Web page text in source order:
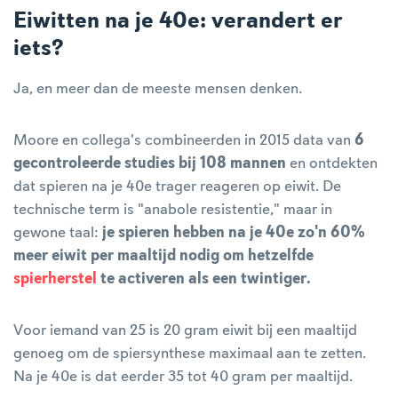
Eiwitten na je 40e: verandert er
iets?
Ja, en meer dan de meeste mensen denken.
Moore en collega's combineerden in 2015 data van 6
gecontroleerde studies bij 108 mannen en ontdekten
dat spieren na je 40e trager reageren op eiwit. De
technische term is "anabole resistentie," maar in
gewone taal: je spieren hebben na je 40e zo'n 60%
meer eiwit per maaltijd nodig om hetzelfde
spierherstel te activeren als een twintiger.
Voor iemand van 25 is 20 gram eiwit bij een maaltijd
genoeg om de spiersynthese maximaal aan te zetten.
Na je 40e is dat eerder 35 tot 40 gram per maaltijd.